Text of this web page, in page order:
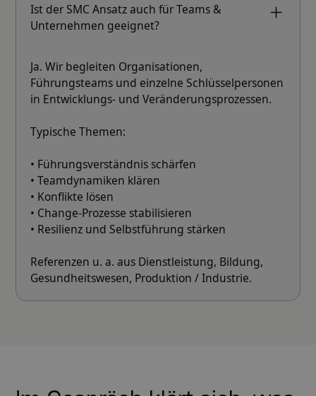
Ist der SMC Ansatz auch für Teams &
Unternehmen geeignet?
Ja. Wir begleiten Organisationen,
Führungsteams und einzelne Schlüsselpersonen
in Entwicklungs- und Veränderungsprozessen.
Typische Themen:
• Führungsverständnis schärfen
• Teamdynamiken klären
• Konflikte lösen
• Change-Prozesse stabilisieren
• Resilienz und Selbstführung stärken
Referenzen u. a. aus Dienstleistung, Bildung,
Gesundheitswesen, Produktion / Industrie.